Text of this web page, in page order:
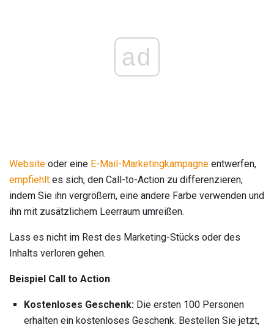
ad
Website oder eine E-Mail-Marketingkampagne entwerfen,
empfiehlt es sich, den Call-to-Action zu differenzieren,
indem Sie ihn vergrößern, eine andere Farbe verwenden und
ihn mit zusätzlichem Leerraum umreißen.
Lass es nicht im Rest des Marketing-Stücks oder des
Inhalts verloren gehen.
Beispiel Call to Action
Kostenloses Geschenk: Die ersten 100 Personen
erhalten ein kostenloses Geschenk. Bestellen Sie jetzt,